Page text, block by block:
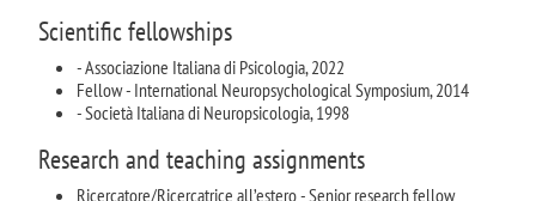
Scientific fellowships
- Associazione Italiana di Psicologia, 2022
Fellow - International Neuropsychological Symposium, 2014
- Società Italiana di Neuropsicologia, 1998
Research and teaching assignments
Ricercatore/Ricercatrice all’estero - Senior research fellow